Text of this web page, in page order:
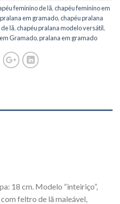
feminino de lã,chapéu feminino em
em gramado,chapéu pralana
lã,chapéu pralana modelo versátil,
Gramado,pralana em gramado
18 cm. Modelo “inteiriço”,
feltro de lã maleável,